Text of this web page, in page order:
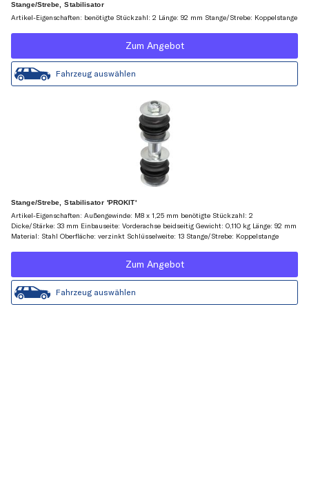
Stange/Strebe, Stabilisator
Artikel-Eigenschaften: benötigte Stückzahl: 2 Länge: 92 mm Stange/Strebe: Koppelstange
Zum Angebot
Fahrzeug auswählen
Stange/Strebe, Stabilisator 'PROKIT'
Artikel-Eigenschaften: Außengewinde: M8 x 1,25 mm benötigte Stückzahl: 2
Dicke/Stärke: 33 mm Einbauseite: Vorderachse beidseitig Gewicht: 0,110 kg Länge: 92 mm
Material: Stahl Oberfläche: verzinkt Schlüsselweite: 13 Stange/Strebe: Koppelstange
Zum Angebot
Fahrzeug auswählen